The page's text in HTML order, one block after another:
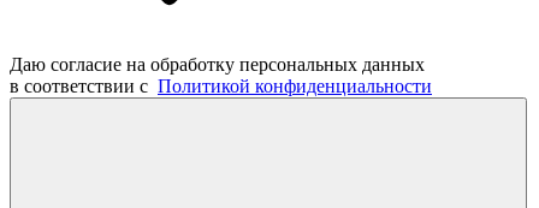
Даю согласие на обработку персональных данных
в соответствии с Политикой конфиденциальности